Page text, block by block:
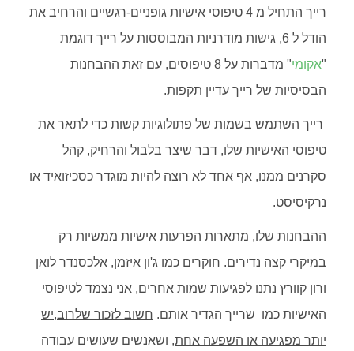
רייך התחיל מ 4 טיפוסי אישיות גופניים-רגשיים והרחיב את
הודל ל 6, גישות מודרניות המבוססות על רייך דוגמת
"אקומי
" מדברות על 8 טיפוסים, עם זאת ההבחנות
הבסיסיות של רייך עדיין תקפות.
רייך השתמש בשמות של פתולוגיות קשות כדי לתאר את
טיפוסי האישיות שלו, דבר שיצר בלבול והרחיק, קהל
סקרנים ממנו, אף אחד לא רוצה להיות מוגדר כסכיזואיד או
נרקיסיסט.
ההבחנות שלו, מתארות הפרעות אישיות ממשיות רק
במיקרי קצה נדירים. חוקרים כמו ג'ון איזמן, אלכסנדר לואן
ורון קוורץ נתנו לפגיעות שמות אחרים, אני נצמד לטיפוסי
האישיות כמו שרייך הגדיר אותם. חשוב לזכור שלרוב,יש
יותר מפגיעה או השפעה אחת, ושאנשים שעושים עבודה